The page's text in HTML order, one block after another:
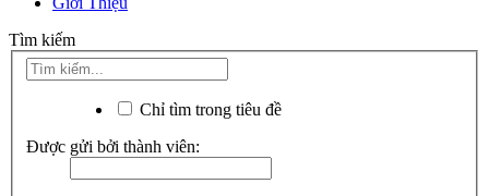
Tìm kiếm
Chỉ tìm trong tiêu đề
Được gửi bởi thành viên: